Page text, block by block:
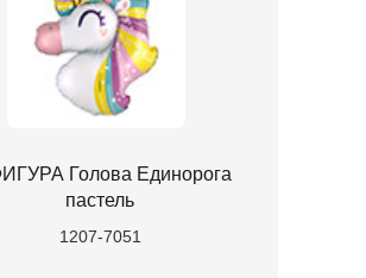
Голова Единорога
пастель
1207-7051